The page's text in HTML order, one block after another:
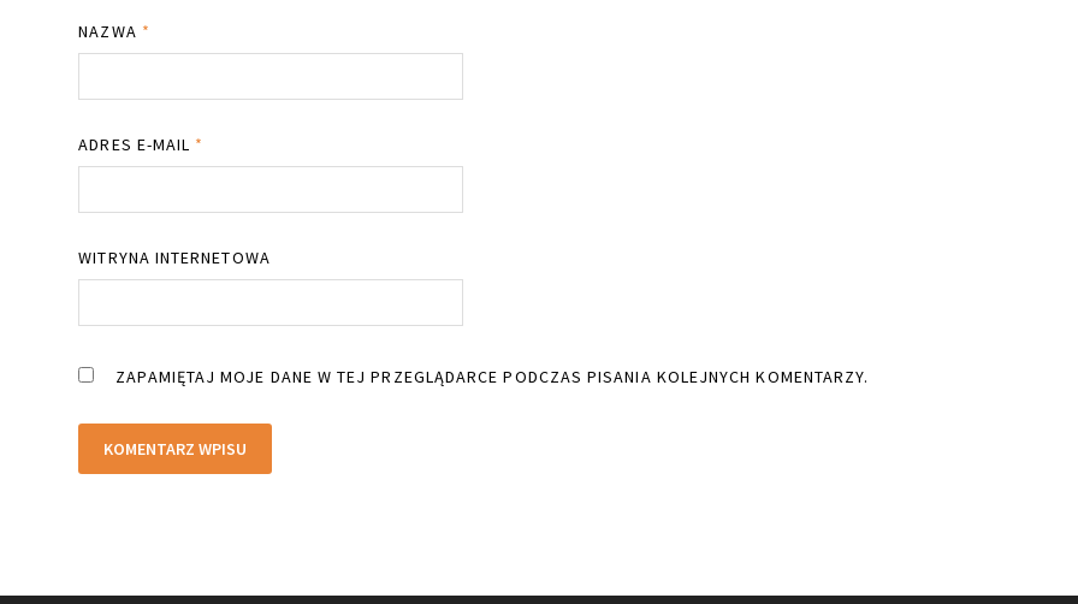
NAZWA *
ADRES E-MAIL *
WITRYNA INTERNETOWA
ZAPAMIĘTAJ MOJE DANE W TEJ PRZEGLĄDARCE PODCZAS PISANIA KOLEJNYCH KOMENTARZY.